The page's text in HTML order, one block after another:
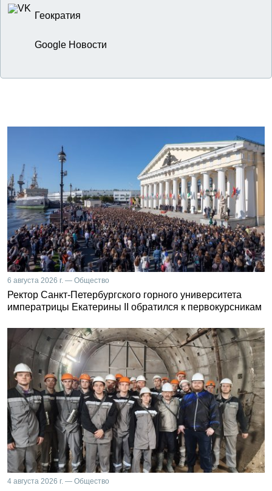
Геократия
Google Новости
6 августа 2026 г. — Общество
Ректор Санкт-Петербургского горного университета
императрицы Екатерины II обратился к первокурсникам
4 августа 2026 г. — Общество